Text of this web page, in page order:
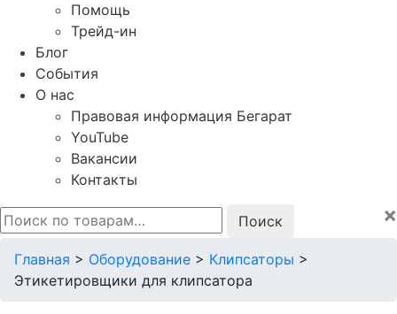
Помощь
Трейд-ин
Блог
События
О нас
Правовая информация Бегарат
YouTube
Вакансии
Контакты
Искать:
×
Главная > Оборудование > Клипсаторы >
Этикетировщики для клипсатора